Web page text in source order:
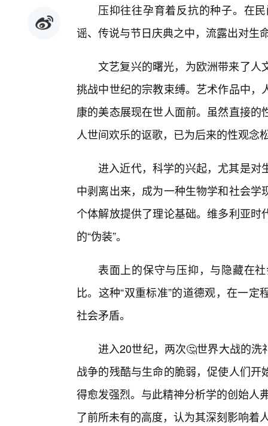
压抑往往孕育着反抗的种子。在
谣、传说与节日庆典之中，流露出对生
文艺复兴的曙光，为欧洲带来了人
挑战中世纪的宗教束缚。艺术作品中
康的美态展现在世人面前。虽然直接
人世间欢乐的讴歌，已为后来的性观念
进入近代，科学的兴起，尤其是对
中剥离出来，成为一种生物学和社会
个体解放提供了理论基础。维多利亚
的“伪装”。
表面上的保守与压抑，与隐藏在
比。这种“双重标准”的道德观，在一
社会矛盾。
进入20世纪，两次🤔世界大战的
战争的残酷与生命的脆弱，促使人们
得愈发强烈。与此精神分析学的创始人
了前所未有的高度，认为其深刻影响着